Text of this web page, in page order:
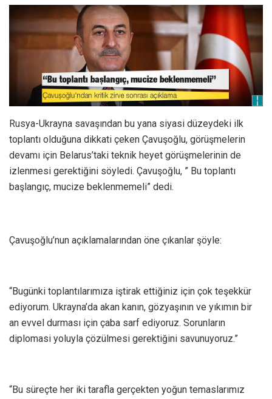
Rusya-Ukrayna savaşından bu yana siyasi düzeydeki ilk
toplantı olduğuna dikkati çeken Çavuşoğlu, görüşmelerin
devamı için Belarus’taki teknik heyet görüşmelerinin de
izlenmesi gerektiğini söyledi. Çavuşoğlu, ” Bu toplantı
başlangıç, mucize beklenmemeli” dedi.
Çavuşoğlu’nun açıklamalarından öne çıkanlar şöyle:
“Bugünki toplantılarımıza iştirak ettiğiniz için çok teşekkür
ediyorum. Ukrayna’da akan kanın, gözyaşının ve yıkımın bir
an evvel durması için çaba sarf ediyoruz. Sorunların
diplomasi yoluyla çözülmesi gerektiğini savunuyoruz.”
“Bu süreçte her iki tarafla gerçekten yoğun temaslarımız